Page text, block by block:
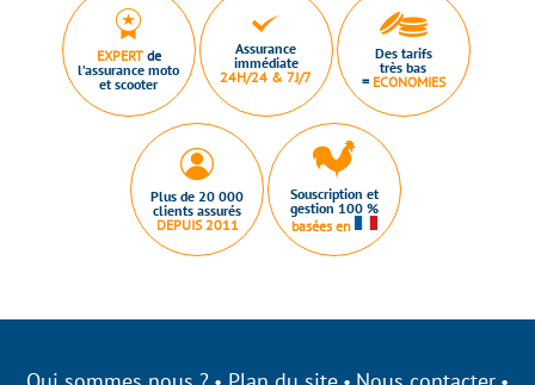
EXPERTde
l’assurance moto
et scooter
Assurance
immédiate
24H/24 & 7J/7
Des tarifs
très bas
= ECONOMIES
Plus de 20 000
clients assurés
DEPUIS 2011
Souscription et
gestion 100 %
basées en